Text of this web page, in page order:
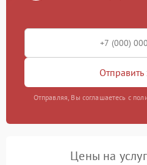
Отправить
Отправляя, Вы соглашаетесь с
Цены на